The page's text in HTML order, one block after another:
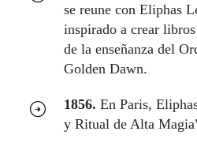
se reune con Eliphas
inspirado a crear
de la enseñanza del
Golden Dawn.
1856. En Paris,
y Ritual de Alta